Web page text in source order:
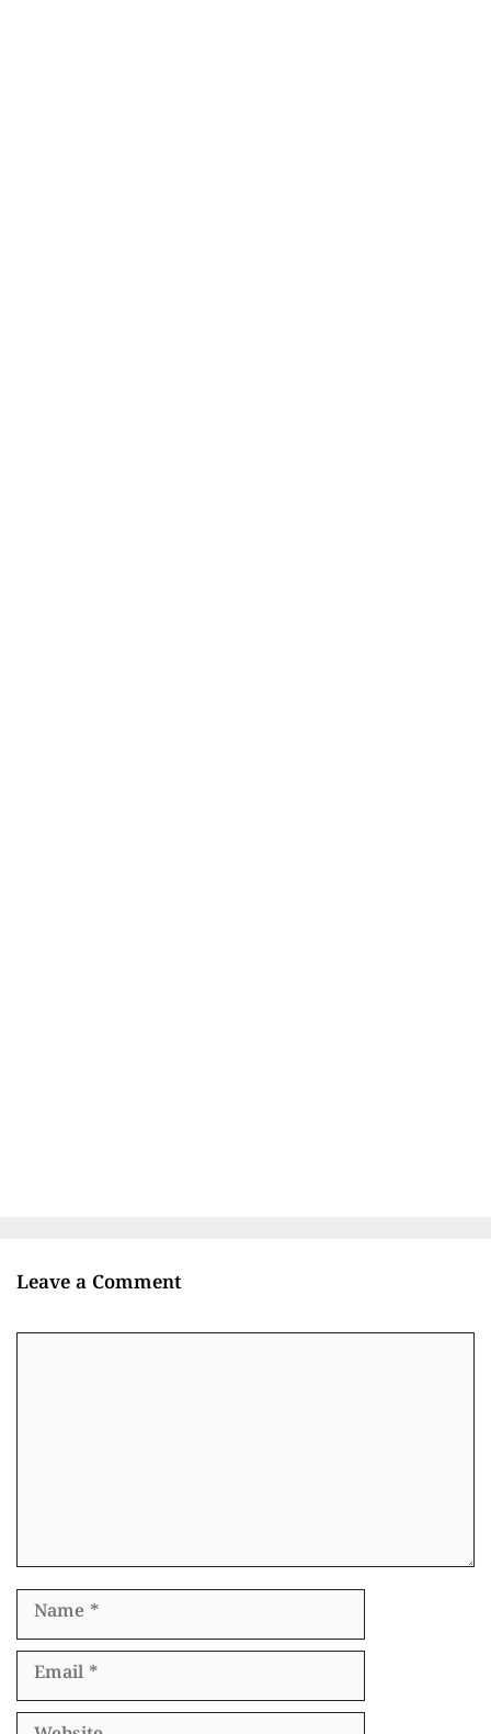
Leave a Comment
Name
Email
Website